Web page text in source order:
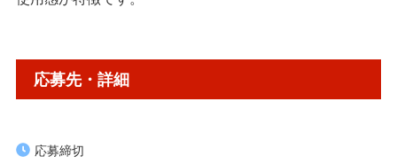
応募先・詳細
応募締切